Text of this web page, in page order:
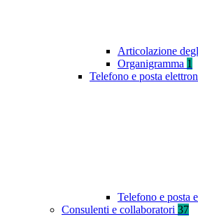
Articolazione
Organigramma 1
Telefono e posta
Telefono e posta
Consulenti e collaboratori 37